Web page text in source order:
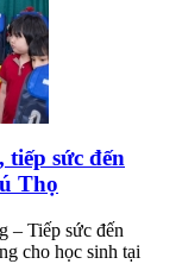
sức đến
Thọ
– Tiếp sức đến
cho học sinh tại